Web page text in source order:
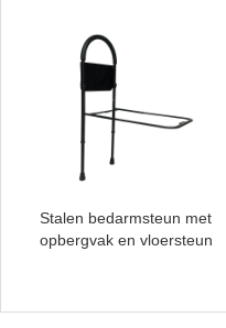
Stalen bedarmsteun met
opbergvak en vloersteun